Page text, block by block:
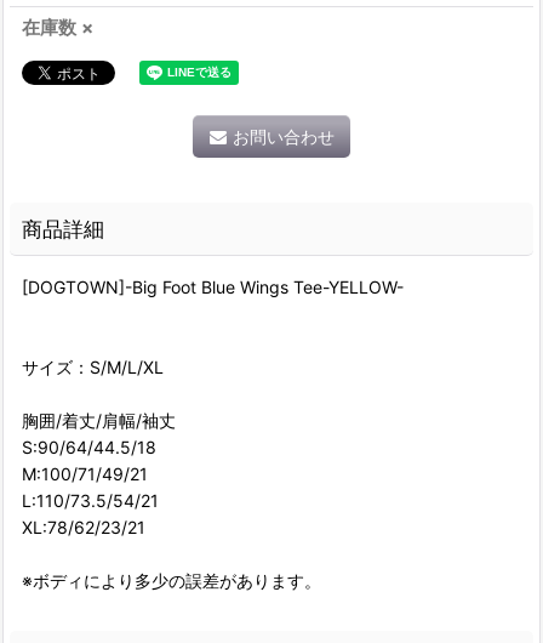
在庫数 ×
お問い合わせ
商品詳細
[DOGTOWN]-Big Foot Blue Wings Tee-YELLOW-
サイズ：S/M/L/XL
胸囲/着丈/肩幅/袖丈
S:90/64/44.5/18
M:100/71/49/21
L:110/73.5/54/21
XL:78/62/23/21
※ボディにより多少の誤差があります。